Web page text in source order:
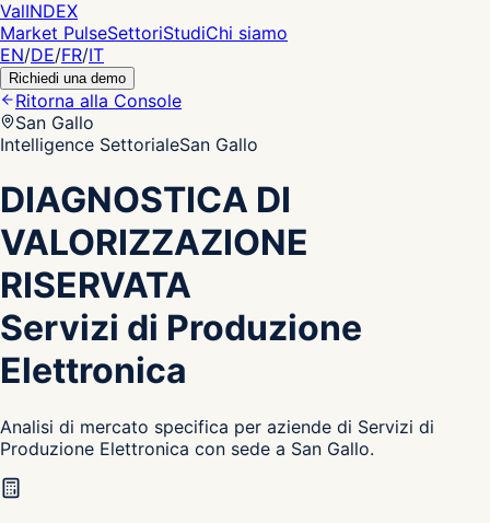
ValINDEX
Market PulseSettoriStudiChi siamo
EN/DE/FR/IT
Richiedi una demo
Ritorna alla Console
San Gallo
Intelligence SettorialeSan Gallo
DIAGNOSTICA DI
VALORIZZAZIONE
RISERVATA
Servizi di Produzione
Elettronica
Analisi di mercato specifica per aziende di Servizi di
Produzione Elettronica con sede a San Gallo.